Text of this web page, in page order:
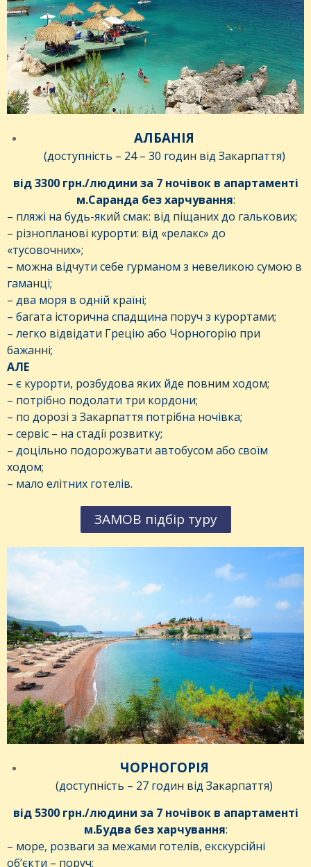
АЛБАНІЯ
(доступність – 24 – 30 годин від Закарпаття)
від 3300 грн./людини за 7 ночівок в апартаменті
м.Саранда без харчування:
– пляжі на будь-який смак: від піщаних до галькових;
– різнопланові курорти: від «релакс» до
«тусовочних»;
– можна відчути себе гурманом з невеликою сумою в
гаманці;
– два моря в одній країні;
– багата історична спадщина поруч з курортами;
– легко відвідати Грецію або Чорногорію при
бажанні;
АЛЕ
– є курорти, розбудова яких йде повним ходом;
– потрібно подолати три кордони;
– по дорозі з Закарпаття потрібна ночівка;
– сервіс – на стадії розвитку;
– доцільно подорожувати автобусом або своїм
ходом;
– мало елітних готелів.
ЗАМОВ підбір туру
ЧОРНОГОРІЯ
(доступність – 27 годин від Закарпаття)
від 5300 грн./людини за 7 ночівок в апартаменті
м.Будва без харчування:
– море, розваги за межами готелів, екскурсійні
об’єкти – поруч;